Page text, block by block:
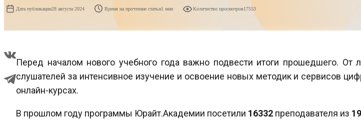
Дата публикации28 августа 2024 Время на прочтение статьи1 мин Количество просмотров17553
Перед началом нового учебного года важно подвести итоги прошедшего. От
слушателей за интенсивное изучение и освоение новых методик и сервисов
онлайн-курсах.
В прошлом году программы Юрайт.Академии посетили 16332 преподавателя из